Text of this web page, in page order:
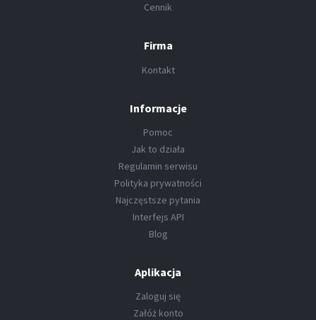
Cennik
Firma
Kontakt
Informacje
Pomoc
Jak to działa
Regulamin serwisu
Polityka prywatności
Najczęstsze pytania
Interfejs API
Blog
Aplikacja
Zaloguj się
Załóż konto